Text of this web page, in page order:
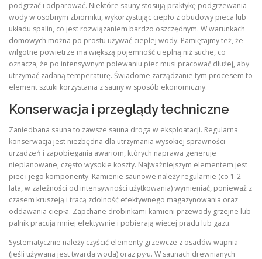
podgrzać i odparować. Niektóre sauny stosują praktykę podgrzewania
wody w osobnym zbiorniku, wykorzystując ciepło z obudowy pieca lub
układu spalin, co jest rozwiązaniem bardzo oszczędnym. W warunkach
domowych można po prostu używać ciepłej wody. Pamiętajmy też, że
wilgotne powietrze ma większą pojemność cieplną niż suche, co
oznacza, że po intensywnym polewaniu piec musi pracować dłużej, aby
utrzymać zadaną temperaturę. Świadome zarządzanie tym procesem to
element sztuki korzystania z sauny w sposób ekonomiczny.
Konserwacja i przeglądy techniczne
Zaniedbana sauna to zawsze sauna droga w eksploatacji. Regularna
konserwacja jest niezbędna dla utrzymania wysokiej sprawności
urządzeń i zapobiegania awariom, których naprawa generuje
nieplanowane, często wysokie koszty. Najważniejszym elementem jest
piec i jego komponenty. Kamienie saunowe należy regularnie (co 1-2
lata, w zależności od intensywności użytkowania) wymieniać, ponieważ z
czasem kruszeją i tracą zdolność efektywnego magazynowania oraz
oddawania ciepła. Zapchane drobinkami kamieni przewody grzejne lub
palnik pracują mniej efektywnie i pobierają więcej prądu lub gazu.
Systematycznie należy czyścić elementy grzewcze z osadów wapnia
(jeśli używana jest twarda woda) oraz pyłu. W saunach drewnianych